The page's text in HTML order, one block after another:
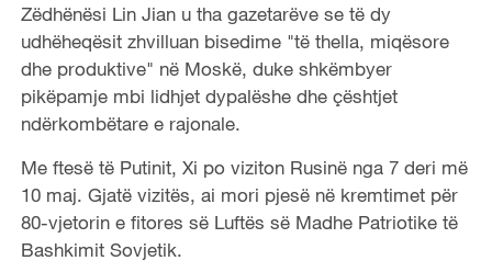
Zëdhënësi Lin Jian u tha gazetarëve se të dy
udhëheqësit zhvilluan bisedime "të thella, miqësore
dhe produktive" në Moskë, duke shkëmbyer
pikëpamje mbi lidhjet dypalëshe dhe çështjet
ndërkombëtare e rajonale.
Me ftesë të Putinit, Xi po viziton Rusinë nga 7 deri më
10 maj. Gjatë vizitës, ai mori pjesë në kremtimet për
80-vjetorin e fitores së Luftës së Madhe Patriotike të
Bashkimit Sovjetik.